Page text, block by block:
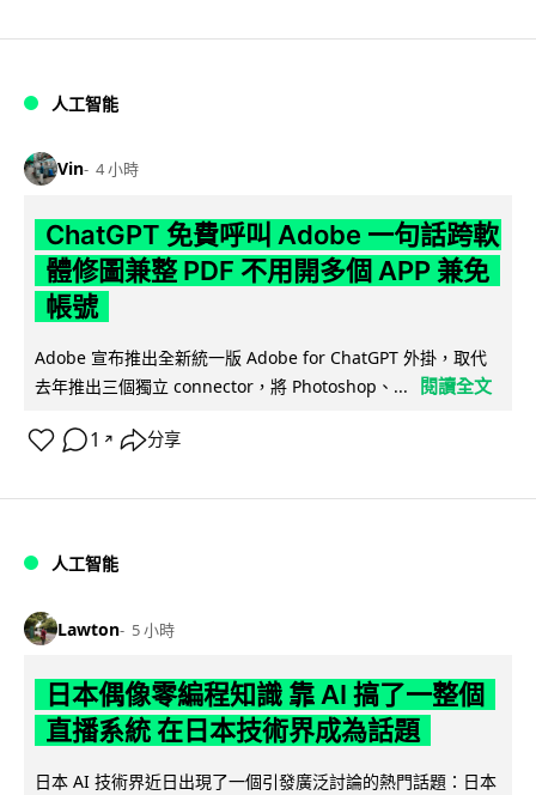
人工智能
Vin 4 小時
ChatGPT 免費呼叫 Adobe 一句話跨軟
體修圖兼整 PDF 不用開多個 APP 兼免
帳號
Adobe 宣布推出全新統一版 Adobe for ChatGPT 外掛，取代
去年推出三個獨立 connector，將 Photoshop、...
閱讀全文
1 ↗ 分享
人工智能
Lawton 5 小時
日本偶像零編程知識 靠 AI 搞了一整個
直播系統 在日本技術界成為話題
日本 AI 技術界近日出現了一個引發廣泛討論的熱門話題：日本